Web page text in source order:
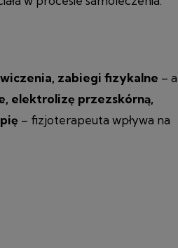
zabiegi fizykalne – a
elektrolizę przezskórną,
– fizjoterapeuta wpływa na